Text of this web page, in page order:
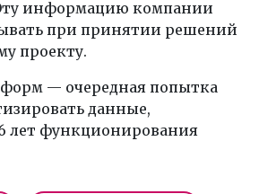
информацию компании
при принятии решений
проекту.
— очередная попытка
данные,
лет функционирования